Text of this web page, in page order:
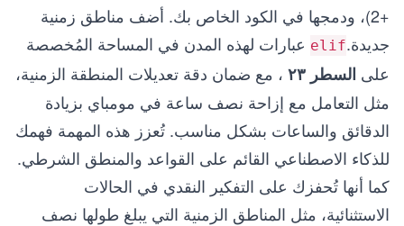
+2)، ودمجها في الكود الخاص بك. أضف مناطق زمنية
جديدة.elif عبارات لهذه المدن في المساحة المُخصصة
على السطر ٢٣
، مع ضمان دقة تعديلات المنطقة الزمنية،
مثل التعامل مع إزاحة نصف ساعة في مومباي بزيادة
الدقائق والساعات بشكل مناسب. تُعزز هذه المهمة فهمك
للذكاء الاصطناعي القائم على القواعد والمنطق الشرطي.
كما أنها تُحفزك على التفكير النقدي في الحالات
الاستثنائية، مثل المناطق الزمنية التي يبلغ طولها نصف